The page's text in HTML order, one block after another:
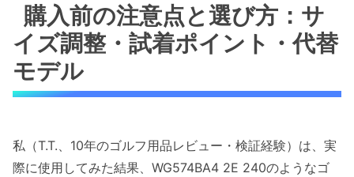
購入前の注意点と選び方：サ
イズ調整・試着ポイント・代替
モデル
私（T.T.、10年のゴルフ用品レビュー・検証経験）は、実
際に使用してみた結果、WG574BA4 2E 240のようなゴ